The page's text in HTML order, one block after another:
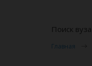
Поиск вуза
Главная